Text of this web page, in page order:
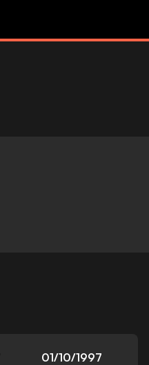
01/10/1997